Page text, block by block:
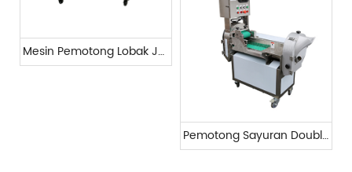
Mesin Pemotong Lobak Jagung
Pemotong Sayuran Double Head